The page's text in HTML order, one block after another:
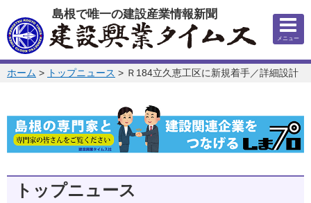
このページの本文へ
島根で唯一の建設産業情報新聞
メニュー
このページの位置:
ホーム > トップニュース > Ｒ184立久恵工区に新規着手／詳細設計
トップニュース